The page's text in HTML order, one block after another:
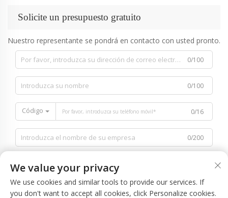
Solicite un presupuesto gratuito
Nuestro representante se pondrá en contacto con usted pronto.
0/100
0/100
Código 0/16
0/200
0/1000
We value your privacy
We use cookies and similar tools to provide our services. If
you don't want to accept all cookies, click Personalize cookies.